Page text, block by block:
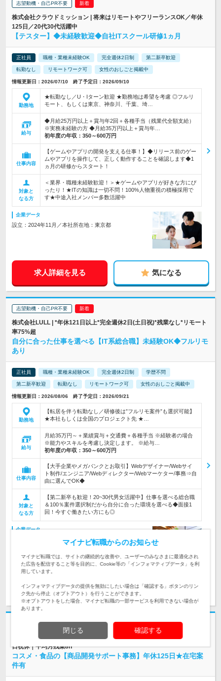
志望動機・自己PR不要
株式会社クラウドミッション | 将来はリモートやフリーランスOK／年休
125日／20代30代活躍中
【テスター】◆未経験歓迎◆自社ITスクール研修1ヵ月
正社員 職種・業種未経験OK 完全週休2日制 第二新卒歓迎
転勤なし リモートワーク可 女性のおしごと掲載中
情報更新日：2026/07/10 終了予定日：2026/09/10
勤務地
★転勤なし／U・Iターン歓迎 ★勤務地は希望を考慮 ◎フルリ
モート、もしくは東京、神奈川、千葉、埼…
給与
◆月給25万円以上＋賞与年2回＋各種手当（残業代全額支給）
※実務未経験の方 ◆月給35万円以上＋賞与年…
初年度の年収： 350～600万円
仕事内容
【ゲームやアプリの開発を支える仕事！】◆リリース前のゲー
ムやアプリを操作して、正しく動作することを確認します◆1
ヵ月の研修からスタート！
対象と
なる方
＜業界・職種未経験歓迎！＞★ゲームやアプリが好きな方にぴ
ったり！★ITの知識は一切不問！100%人物重視の積極採用で
す★中途入社メンバー多数活躍中
企業データ
設立：2024年11月／本社所在地：東京都
求人詳細を見る 気になる
志望動機・自己PR不要
株式会社LULL | *年休121日以上*完全週休2日(土日祝)*残業なし*リモート
率75%超
自分に合った仕事を選べる【IT系総合職】未経験OK◆フルリモ
あり
正社員 職種・業種未経験OK 完全週休2日制 学歴不問
第二新卒歓迎 転勤なし リモートワーク可 女性のおしごと掲載中
情報更新日：2026/08/06 終了予定日：2026/09/21
勤務地
【転居を伴う転勤なし／研修後は”フルリモ案件”も選択可能】
★本社もしくは全国のプロジェクト先 ★…
給与
月給35万円～＋業績賞与＋交通費＋各種手当 ※経験者の場合
※能力やスキルを考慮し決定します。 ※給与…
初年度の年収： 350～600万円
仕事内容
【大手企業やメガバンクとお取引】Webデザイナー/Webサイ
ト制作/エンジニア/Webディレクター/Webマーケター/事務⇒自
由に選んでOK◆
対象と
なる方
【第二新卒も歓迎！20~30代男女活躍中】仕事を選べる総合職
＆100％案件選択制だから自分に合った環境を選べる◆面接1
回！今すぐ働きたい方にも◎
企業データ
設立：2019年6月／従業員数：310人／本社所在地：
求人詳細を見る 気になる
志望動機・自己PR不要
株式会社スタッフサービス | 約9.7万件のプロジェクト｜Web面接1回｜土
日祝休｜平均月残業8h
コスメ・食品の【商品開発サポート事務】年休125日★在宅案
件有
マイナビ転職からのお知らせ
マイナビ転職では、サイトの継続的な改善や、ユーザーのみなさまに最適化され
た広告を配信すること等を目的に、Cookie等の「インフォマティブデータ」を利
用しています。
インフォマティブデータの提供を無効にしたい場合は「確認する」ボタンのリン
ク先から停止（オプトアウト）を行うことができます。
※オプトアウトをした場合、マイナビ転職の一部サービスを利用できない場合が
あります。
閉じる 確認する